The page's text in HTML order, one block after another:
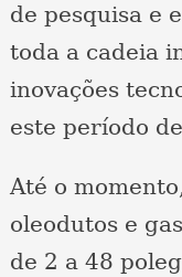
de pesquisa e
toda a cadeia
inovações
este período
Até o
oleodutos e
de 2 a 48